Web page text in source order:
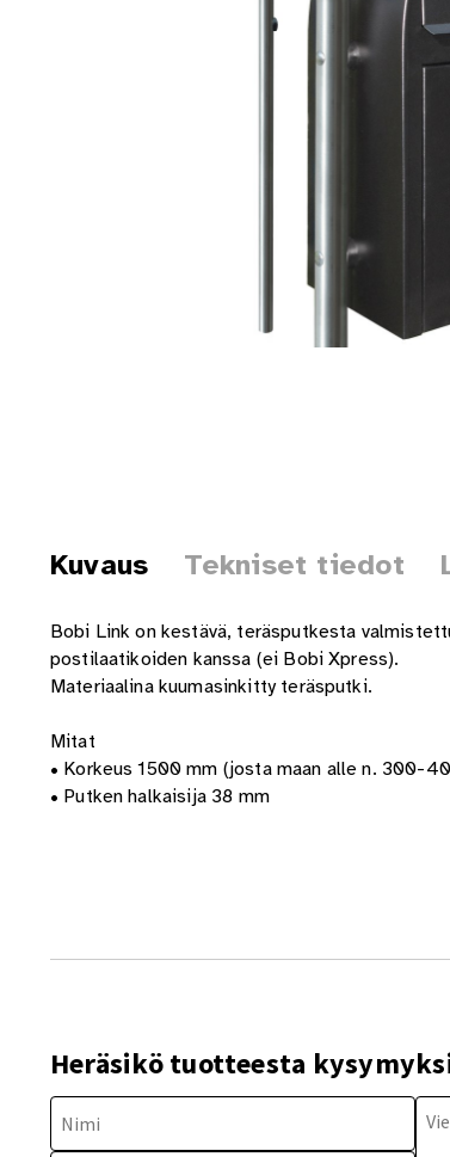
Kuvaus Tekniset tiedot
Bobi Link on kestävä, teräsputkesta
postilaatikoiden kanssa (ei Bobi Xpress).
Materiaalina kuumasinkitty teräsputki.
Mitat
• Korkeus 1500 mm (josta maan alle n. 300-
• Putken halkaisija 38 mm
Heräsikö tuotteesta